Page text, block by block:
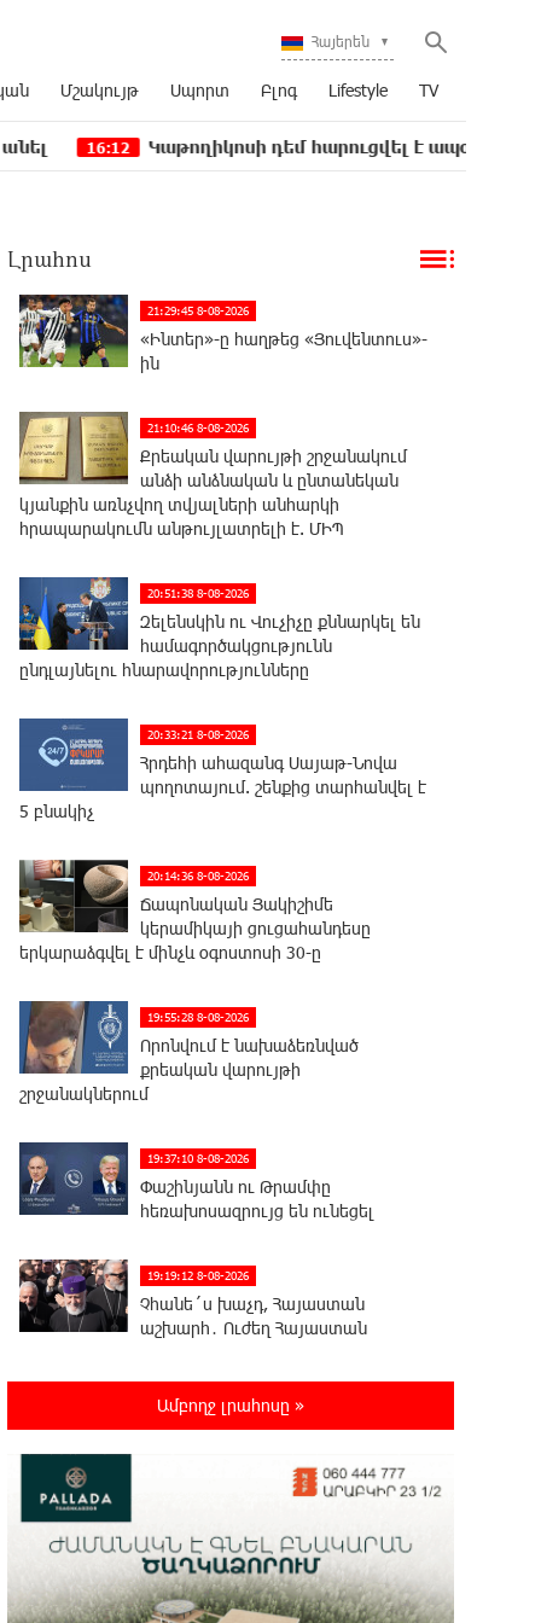
Հայերեն
Մշակույթ Սպորտ Բլոգ Lifestyle TV
Կաթողիկոսի դեմ հարուցվել է ապօրինի քրեական
Լրահոս
21:29:45 8-08-2026
«Ինտեր»-ը հաղթեց «Յուվենտուս»-
ին
21:10:46 8-08-2026
Քրեական վարույթի շրջանակում
անձի անձնական և ընտանեկան
կյանքին առնչվող տվյալների անհարկի
հրապարակումն անթույլատրելի է. ՄԻՊ
20:51:38 8-08-2026
Զելենսկին ու Վուչիչը քննարկել են
համագործակցությունն
ընդլայնելու հնարավորությունները
20:33:21 8-08-2026
Հրդեհի ահազանգ Սայաթ-Նովա
պողոտայում. շենքից տարհանվել է
5 բնակիչ
20:14:36 8-08-2026
Ճապոնական Յակիշիմե
կերամիկայի ցուցահանդեսը
երկարաձգվել է մինչև օգոստոսի 30-ը
19:55:28 8-08-2026
Որոնվում է նախաձեռնված
քրեական վարույթի
շրջանակներում
19:37:10 8-08-2026
Փաշինյանն ու Թրամփը
հեռախոսազրույց են ունեցել
19:19:12 8-08-2026
Չհանե´ս խաչդ, Հայաստան
աշխարհ․ Ուժեղ Հայաստան
Սիցիլիայի օդանավակայանը
ժայթքման պատճառով
19:16:13 8-08-2026
Հետվճարի փոխարեն՝
արժանապատիվ և ֆիքսված
թոշակ․ ինչու է գործող համակարգը սոցիալական
Ամբողջ լրահոսը »